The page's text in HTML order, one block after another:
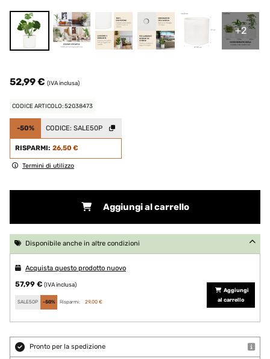
+2
52,99 € (IVA inclusa)
CODICE ARTICOLO: 52038473
-50% CODICE: SALE50P
RISPARMI: 26,50 €
Termini di utilizzo
Aggiungi al carrello
Disponibile anche in altre condizioni
Acquista questo prodotto nuovo
57,99 € (IVA inclusa)
SALE50P -50% Risparmi: 29,00 €
Aggiungi
al carrello
Pronto per la spedizione